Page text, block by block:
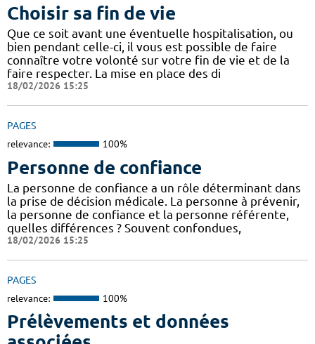
Choisir sa fin de vie
Que ce soit avant une éventuelle hospitalisation, ou
bien pendant celle-ci, il vous est possible de faire
connaître votre volonté sur votre fin de vie et de la
faire respecter. La mise en place des di
18/02/2026 15:25
PAGES
relevance: 100%
Personne de confiance
La personne de confiance a un rôle déterminant dans
la prise de décision médicale. La personne à prévenir,
la personne de confiance et la personne référente,
quelles différences ? Souvent confondues,
18/02/2026 15:25
PAGES
relevance: 100%
Prélèvements et données